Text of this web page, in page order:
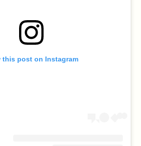
this post on Instagram